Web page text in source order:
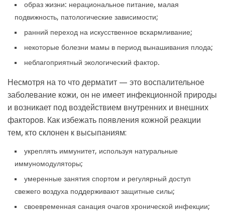
образ жизни: нерациональное питание, малая
подвижность, патологические зависимости;
ранний переход на искусственное вскармливание;
некоторые болезни мамы в период вынашивания плода;
неблагоприятный экологический фактор.
Несмотря на то что дерматит — это воспалительное
заболевание кожи, он не имеет инфекционной природы
и возникает под воздействием внутренних и внешних
факторов. Как избежать появления кожной реакции
тем, кто склонен к высыпаниям:
укреплять иммунитет, используя натуральные
иммуномодуляторы;
умеренные занятия спортом и регулярный доступ
свежего воздуха поддерживают защитные силы;
своевременная санация очагов хронической инфекции;